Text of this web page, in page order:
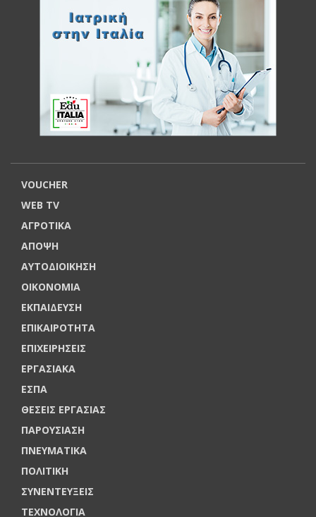
VOUCHER
WEB TV
ΑΓΡΟΤΙΚΑ
ΑΠΟΨΗ
ΑΥΤΟΔΙΟΙΚΗΣΗ
ΟΙΚΟΝΟΜΙΑ
ΕΚΠΑΙΔΕΥΣΗ
ΕΠΙΚΑΙΡΟΤΗΤΑ
ΕΠΙΧΕΙΡΗΣΕΙΣ
ΕΡΓΑΣΙΑΚΑ
ΕΣΠΑ
ΘΕΣΕΙΣ ΕΡΓΑΣΙΑΣ
ΠΑΡΟΥΣΙΑΣΗ
ΠΝΕΥΜΑΤΙΚΑ
ΠΟΛΙΤΙΚΗ
ΣΥΝΕΝΤΕΥΞΕΙΣ
ΤΕΧΝΟΛΟΓΙΑ